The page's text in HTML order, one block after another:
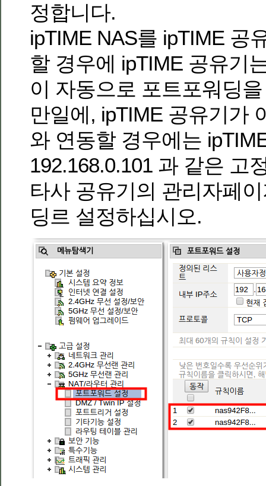
정합니다.
ipTIME NAS를 ipTIME 공
할 경우에 ipTIME 공유기
이 자동으로 포트포워딩
만일에, ipTIME 공유기가
와 연동할 경우에는
192.168.0.101 과 같은 고
타사 공유기의 관리자페
딩르 설정하십시오.